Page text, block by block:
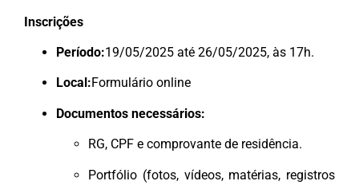
Inscrições
Período:19/05/2025 até 26/05/2025, às 17h.
Local:Formulário online
Documentos necessários:
RG, CPF e comprovante de residência.
Portfólio (fotos, vídeos, matérias, registros